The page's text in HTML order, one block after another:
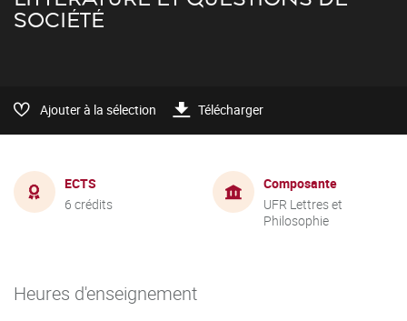
SOCIÉTÉ
Ajouter à la sélection Télécharger
ECTS
6 crédits
Composante
UFR Lettres et
Philosophie
Heures d'enseignement